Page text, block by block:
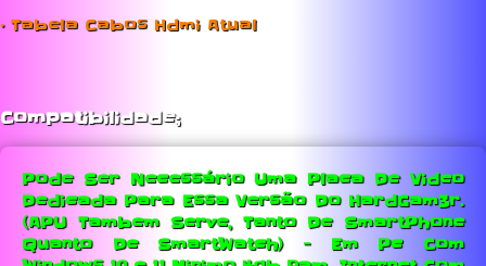
• Tabela Cabos Hdmi Atual
Compatibilidade;
Pode Ser Necessário Uma Placa De Video
Dedicada Para Essa Versão Do HardGam3r.
(APU Tambem Serve, Tanto De SmartPhone
Quanto De SmartWatch) - Em Pc Com